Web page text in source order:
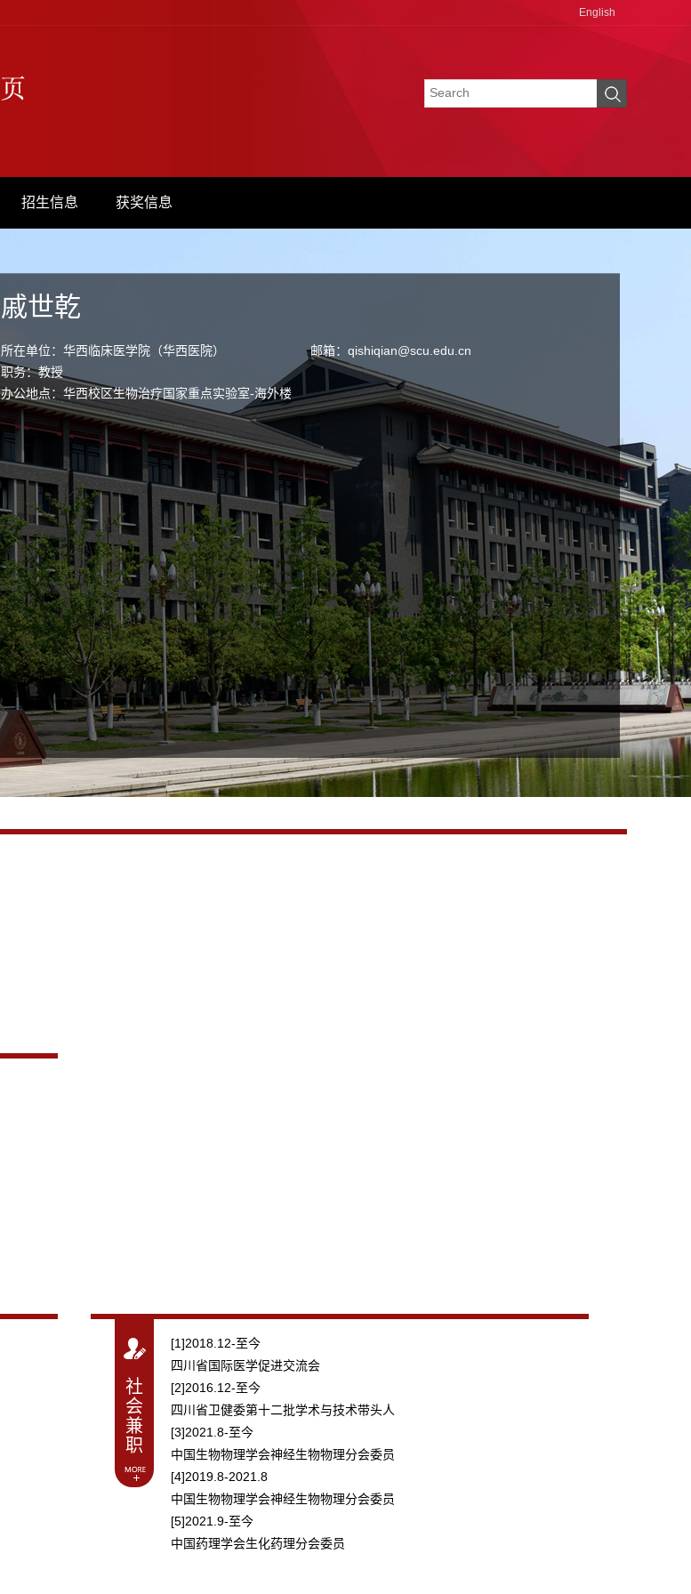
English
招生信息 获奖信息
戚世乾
所在单位：华西临床医学院（华西医院）
职务：教授
办公地点：华西校区生物治疗国家重点实验室-海外楼
邮箱： qishiqian@scu.edu.cn
社
会
兼
职
[1]2018.12-至今
四川省国际医学促进交流会
[2]2016.12-至今
四川省卫健委第十二批学术与技术带头人
[3]2021.8-至今
中国生物物理学会神经生物物理分会委员
[4]2019.8-2021.8
中国生物物理学会神经生物物理分会委员
[5]2021.9-至今
中国药理学会生化药理分会委员